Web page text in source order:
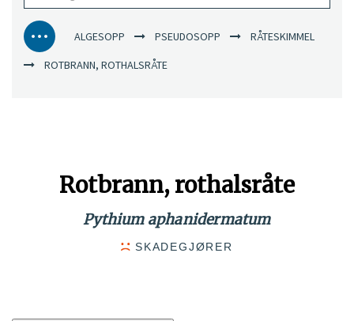
ALGESOPP PSEUDOSOPP RÅTESKIMMEL
ROTBRANN, ROTHALSRÅTE
Rotbrann, rothalsråte
Pythium aphanidermatum
SKADEGJØRER